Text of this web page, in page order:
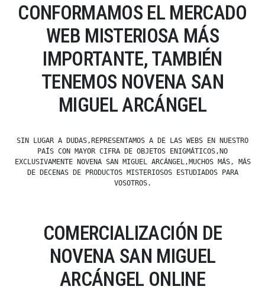
CONFORMAMOS EL MERCADO
WEB MISTERIOSA MÁS
IMPORTANTE, TAMBIÉN
TENEMOS NOVENA SAN
MIGUEL ARCÁNGEL
SIN LUGAR A DUDAS,REPRESENTAMOS A DE LAS WEBS EN NUESTRO
PAÍS CON MAYOR CIFRA DE OBJETOS ENIGMÁTICOS,NO
EXCLUSIVAMENTE NOVENA SAN MIGUEL ARCÁNGEL,MUCHOS MÁS, MÁS
DE DECENAS DE PRODUCTOS MISTERIOSOS ESTUDIADOS PARA
VOSOTROS.
COMERCIALIZACIÓN DE
NOVENA SAN MIGUEL
ARCÁNGEL ONLINE